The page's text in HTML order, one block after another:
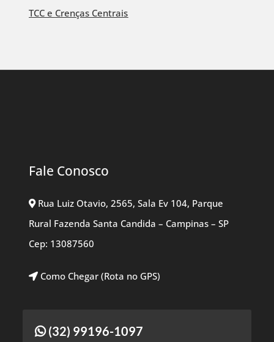
TCC e Crenças Centrais
Fale Conosco
Rua Luiz Otavio, 2565, Sala Ev 104, Parque
Rural Fazenda Santa Candida – Campinas – SP
Cep: 13087560
Como Chegar (Rota no GPS)
(32) 99196-1097